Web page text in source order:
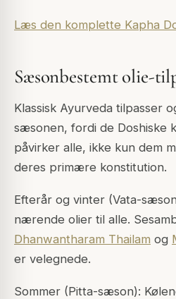
Læs den komplette Kapha
Sæsonbestemt olie-
Klassisk Ayurveda tilpasser
sæsonen, fordi de Doshiske
påvirker alle, ikke kun dem
deres primære konstitution.
Efterår og vinter (Vata-
nærende olier til alle.
Dhanwantharam Thailam og
er velegnede.
Sommer (Pitta-sæson):